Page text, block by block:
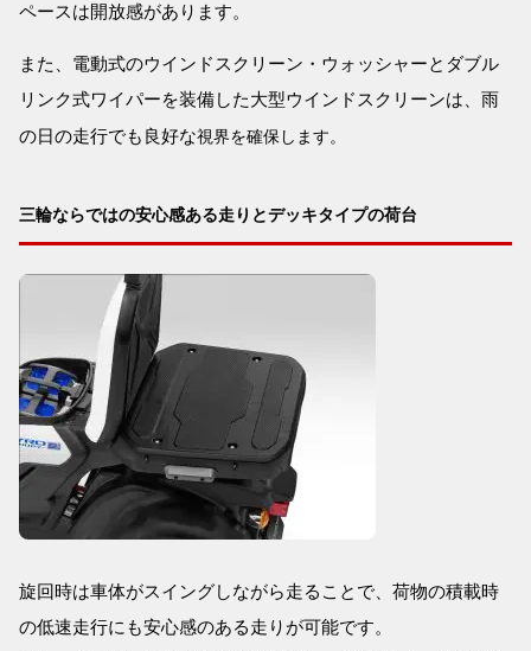
ペースは開放感があります。
また、電動式のウインドスクリーン・ウォッシャーとダブル
リンク式ワイパーを装備した大型ウインドスクリーンは、雨
の日の走行でも良好な視界を確保します。
三輪ならではの安心感ある走りとデッキタイプの荷台
旋回時は車体がスイングしながら走ることで、荷物の積載時
の低速走行にも安心感のある走りが可能です。